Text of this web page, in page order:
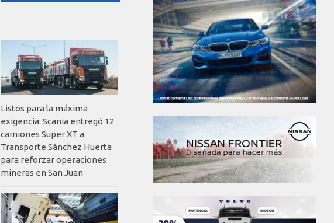
Listos para la máxima
exigencia: Scania entregó 12
camiones Super XT a
Transporte Sánchez Huerta
para reforzar operaciones
mineras en San Juan